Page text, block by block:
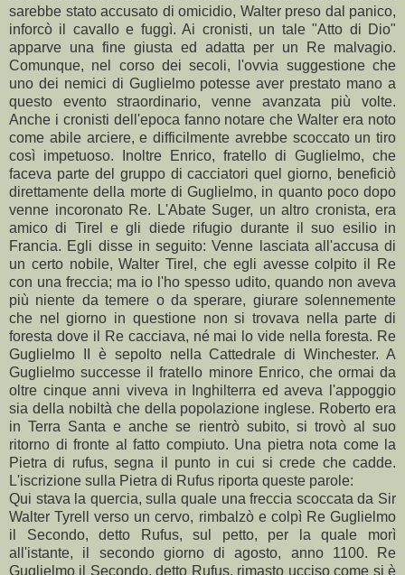
Qui stava la quercia, sulla quale una freccia scoccata da Sir
Walter Tyrell verso un cervo, rimbalzò e colpì Re Guglielmo
il Secondo, detto Rufus, sul petto, per la quale morì
all'istante, il secondo giorno di agosto, anno 1100. Re
Guglielmo il Secondo, detto Rufus, rimasto ucciso come si è